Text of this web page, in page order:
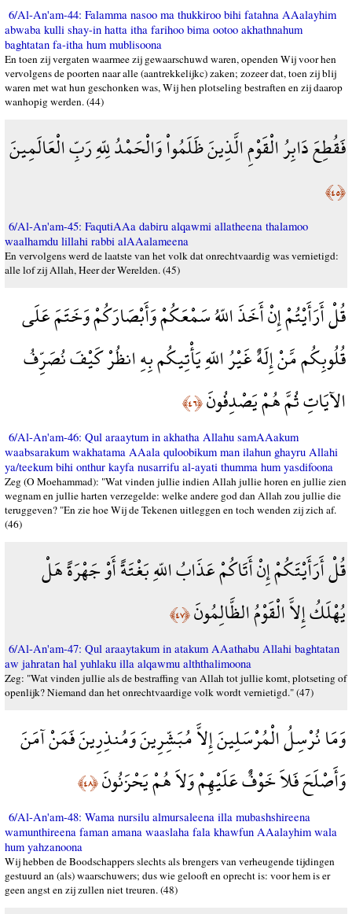
6/Al-An'am-44: Falamma nasoo ma thukkiroo bihi fatahna AAalayhim
abwaba kulli shay-in hatta itha farihoo bima ootoo akhathnahum
baghtatan fa-itha hum mublisoona
En toen zij vergaten waarmee zij gewaarschuwd waren, openden Wij voor hen
vervolgens de poorten naar alle (aantrekkelijkc) zaken; zozeer dat, toen zij blij
waren met wat hun geschonken was, Wij hen plotseling bestraften en zij daarop
wanhopig werden. (44)
فَقُطِعَ دَابِرُ الْقَوْمِ الَّذِينَ ظَلَمُواْ وَالْحَمْدُ لِلّهِ رَبِّ الْعَالَمِينَ
﴿٤٥﴾
6/Al-An'am-45: FaqutiAAa dabiru alqawmi allatheena thalamoo
waalhamdu lillahi rabbi alAAalameena
En vervolgens werd de laatste van het volk dat onrechtvaardig was vernietigd:
alle lof zij Allah, Heer der Werelden. (45)
قُلْ أَرَأَيْتُمْ إِنْ أَخَذَ اللّهُ سَمْعَكُمْ وَأَبْصَارَكُمْ وَخَتَمَ عَلَى
قُلُوبِكُم مَّنْ إِلَهٌ غَيْرُ اللّهِ يَأْتِيكُم بِهِ انظُرْ كَيْفَ نُصَرِّفُ
الآيَاتِ ثُمَّ هُمْ يَصْدِفُونَ﴿٤٦﴾
6/Al-An'am-46: Qul araaytum in akhatha Allahu samAAakum
waabsarakum wakhatama AAala quloobikum man ilahun ghayru Allahi
ya/teekum bihi onthur kayfa nusarrifu al-ayati thumma hum yasdifoona
Zeg (O Moehammad): "Wat vinden jullie indien Allah jullie horen en jullie zien
wegnam en jullie harten verzegelde: welke andere god dan Allah zou jullie die
teruggeven? "En zie hoe Wij de Tekenen uitleggen en toch wenden zij zich af.
(46)
قُلْ أَرَأَيْتَكُمْ إِنْ أَتَاكُمْ عَذَابُ اللّهِ بَغْتَةً أَوْ جَهْرَةً هَلْ
يُهْلَكُ إِلاَّ الْقَوْمُ الظَّالِمُونَ﴿٤٧﴾
6/Al-An'am-47: Qul araaytakum in atakum AAathabu Allahi baghtatan
aw jahratan hal yuhlaku illa alqawmu alththalimoona
Zeg: "Wat vinden jullie als de bestraffing van Allah tot jullie komt, plotseting of
openlijk? Niemand dan het onrechtvaardige volk wordt vernietigd." (47)
وَمَا نُرْسِلُ الْمُرْسَلِينَ إِلاَّ مُبَشِّرِينَ وَمُنذِرِينَ فَمَنْ آمَنَ
وَأَصْلَحَ فَلاَ خَوْفٌ عَلَيْهِمْ وَلاَ هُمْ يَحْزَنُونَ﴿٤٨﴾
6/Al-An'am-48: Wama nursilu almursaleena illa mubashshireena
wamunthireena faman amana waaslaha fala khawfun AAalayhim wala
hum yahzanoona
Wij hebben de Boodschappers slechts als brengers van verheugende tijdingen
gestuurd an (als) waarschuwers; dus wie gelooft en oprecht is: voor hem is er
geen angst en zij zullen niet treuren. (48)